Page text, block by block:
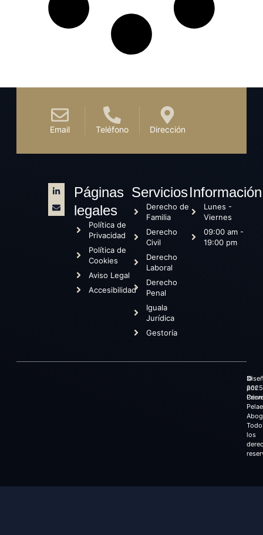
Email Teléfono Dirección
Páginas
legales
Política de
Privacidad
Política de
Cookies
Aviso Legal
Accesibilidad
Servicios
Derecho de
Familia
Derecho
Civil
Derecho
Laboral
Derecho
Penal
Iguala
Jurídica
Gestoría
Información
Lunes -
Viernes
09:00 am -
19:00 pm
©
los
por